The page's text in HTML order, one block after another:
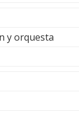
y orquesta